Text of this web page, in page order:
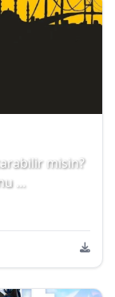
misin?
...